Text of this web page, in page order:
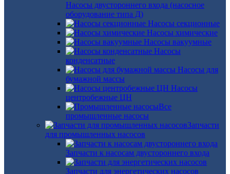
Насосы двустороннего входа (насосное
оборудование типа Д)
Насосы секционные
Насосы химические
Насосы вакуумные
Насосы
конденсатные
Насосы для
бумажной массы
Насосы
центробежные ЦН
Все
промышленные насосы
Запчасти
для промышленных насосов
Запчасти к насосам двустороннего входа
Запчасти для энергетических насосов